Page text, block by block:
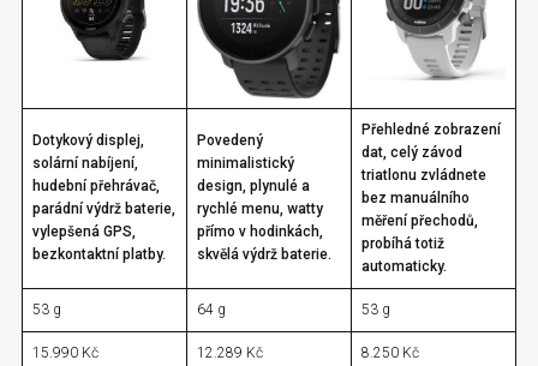
Dotykový displej,
solární nabíjení,
hudební přehrávač,
parádní výdrž baterie,
vylepšená GPS,
bezkontaktní platby.
Povedený
minimalistický
design, plynulé a
rychlé menu, watty
přímo v hodinkách,
skvělá výdrž baterie.
Přehledné zobrazení
dat, celý závod
triatlonu zvládnete
bez manuálního
měření přechodů,
probíhá totiž
automaticky.
53 g 64 g 53 g
15.990 Kč 12.289 Kč 8.250 Kč